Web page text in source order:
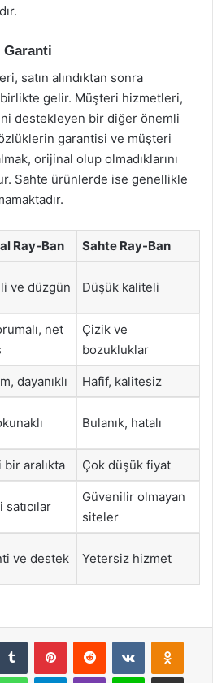
satın alındıktan sonra
gelir. Müşteri hizmetleri,
destekleyen bir diğer önemli
garantisi ve müşteri
orijinal olup olmadıklarını
Sahte ürünlerde ise genellikle
Ray-Ban Sahte Ray-Ban
ve düzgün Düşük kaliteli
net
Çizik ve
bozukluklar
dayanıklı Hafif, kalitesiz
Bulanık, hatalı
bir aralıkta Çok düşük fiyat
satıcılar
Güvenilir olmayan
siteler
ve destek Yetersiz hizmet
Tumblr PinterestReddit VKontakte
WhatsAppTelegramViber Line E-Posta ile